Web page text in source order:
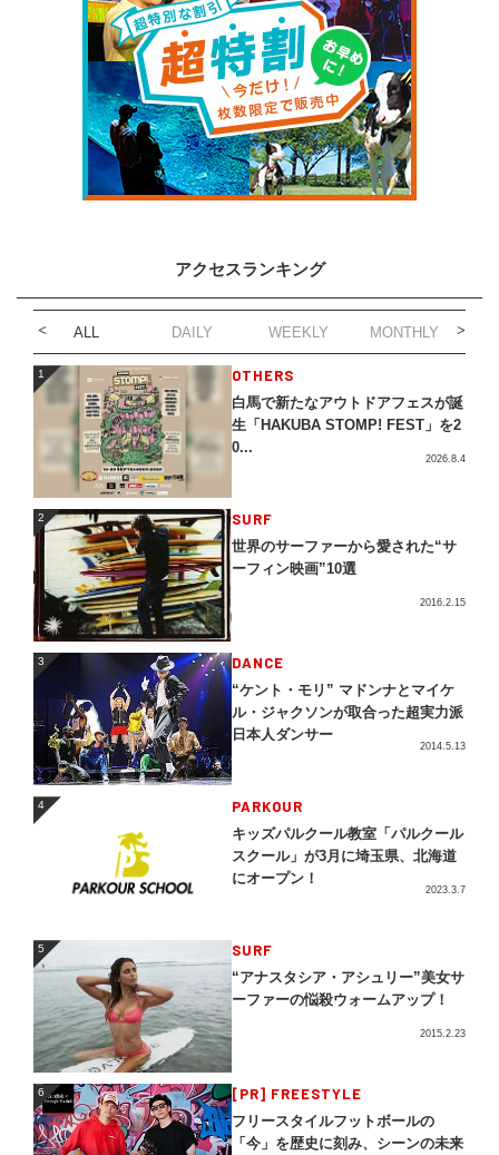
アクセスランキング
ALL DAILY WEEKLY MONTHLY
1 OTHERS
白馬で新たなアウトドアフェスが誕
生「HAKUBA STOMP! FEST」を2
0...
2026.8.4
2 SURF
世界のサーファーから愛された“サ
ーフィン映画”10選
2016.2.15
3 DANCE
“ケント・モリ” マドンナとマイケ
ル・ジャクソンが取合った超実力派
日本人ダンサー
2014.5.13
4 PARKOUR
キッズパルクール教室「パルクール
スクール」が3月に埼玉県、北海道
にオープン！
2023.3.7
5 SURF
“アナスタシア・アシュリー”美女サ
ーファーの悩殺ウォームアップ！
2015.2.23
6 [PR] FREESTYLE
フリースタイルフットボールの
「今」を歴史に刻み、シーンの未来